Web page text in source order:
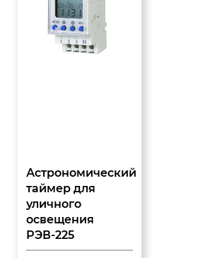
Астрономический
таймер для
уличного
освещения
РЭВ-225